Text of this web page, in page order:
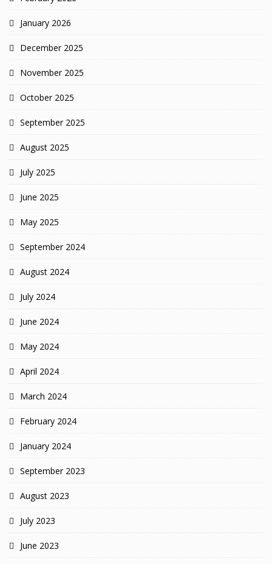
January 2026
December 2025
November 2025
October 2025
September 2025
August 2025
July 2025
June 2025
May 2025
September 2024
August 2024
July 2024
June 2024
May 2024
April 2024
March 2024
February 2024
January 2024
September 2023
August 2023
July 2023
June 2023